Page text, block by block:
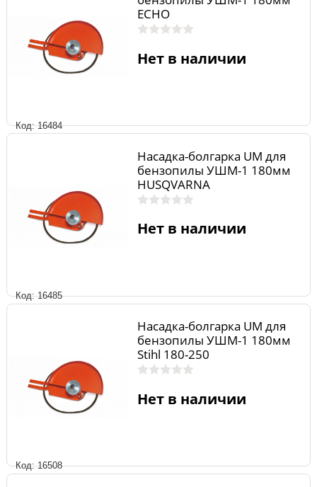
Код: 16484
ECHO
Нет в наличии
Код: 16485
Насадка-болгарка UM для
бензопилы УШМ-1 180мм
HUSQVARNA
Нет в наличии
Код: 16508
Насадка-болгарка UM для
бензопилы УШМ-1 180мм
Stihl 180-250
Нет в наличии